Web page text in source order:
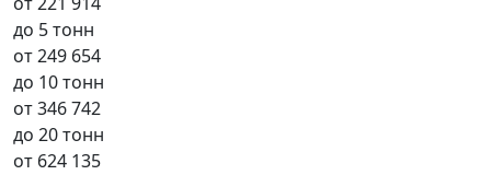
до 5 тонн
от249 654
до 10 тонн
от346 742
до 20 тонн
от 624 135